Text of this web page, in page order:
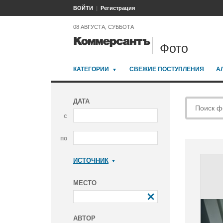
ВОЙТИ Регистрация
08 АВГУСТА, СУББОТА
Фото
КАТЕГОРИИ СВЕЖИЕ ПОСТУПЛЕНИЯ
ДАТА
с
по
ИСТОЧНИК
МЕСТО
АВТОР